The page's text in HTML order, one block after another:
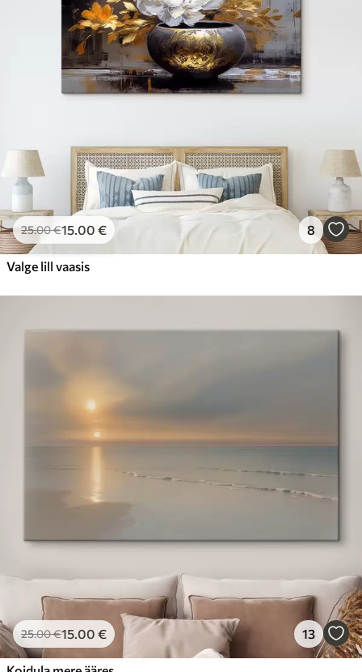
25.00€15.00 € 8
Valge lill vaasis
25.00€15.00 € 13